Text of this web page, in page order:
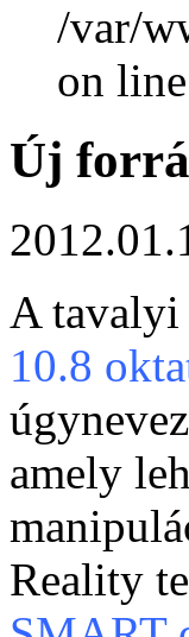
/var/
on
Új
A tavalyi
10.8
amely
Reality